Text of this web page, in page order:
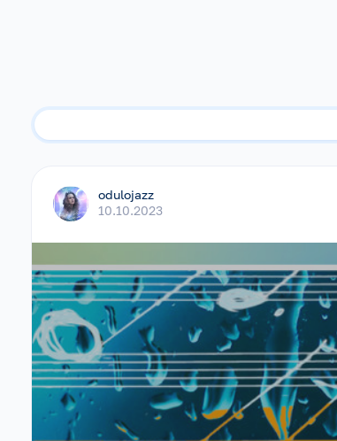
odulojazz
10.10.2023